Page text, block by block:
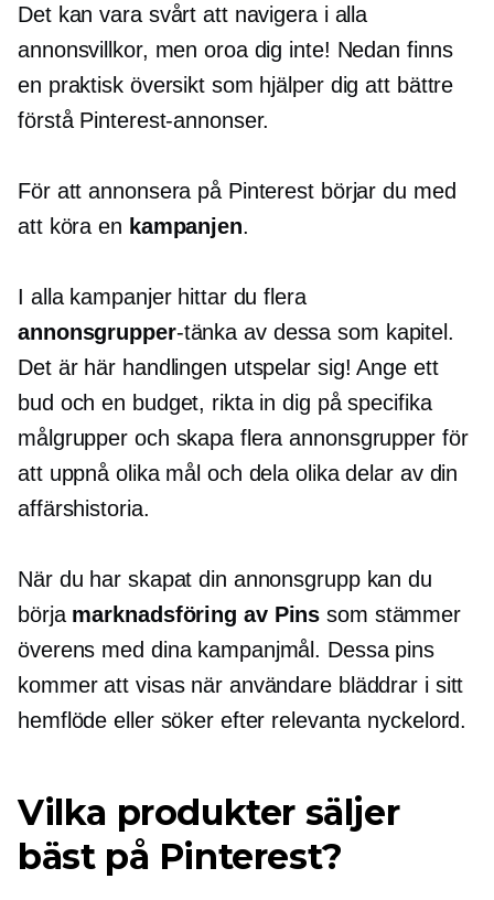
Det kan vara svårt att navigera i alla
annonsvillkor, men oroa dig inte! Nedan finns
en praktisk översikt som hjälper dig att bättre
förstå Pinterest-annonser.
För att annonsera på Pinterest börjar du med
att köra en kampanjen.
I alla kampanjer hittar du flera
annonsgrupper-tänka av dessa som kapitel.
Det är här handlingen utspelar sig! Ange ett
bud och en budget, rikta in dig på specifika
målgrupper och skapa flera annonsgrupper för
att uppnå olika mål och dela olika delar av din
affärshistoria.
När du har skapat din annonsgrupp kan du
börja marknadsföring av Pins som stämmer
överens med dina kampanjmål. Dessa pins
kommer att visas när användare bläddrar i sitt
hemflöde eller söker efter relevanta nyckelord.
Vilka produkter säljer
bäst på Pinterest?